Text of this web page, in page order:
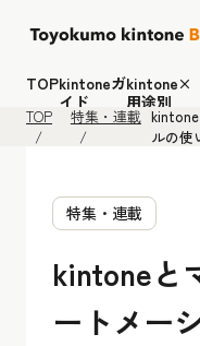
TOPkintoneガ
イド
kintone×
用途別
TOP 特集・連載
ルの使
特集・連載
kintoneと
ートメー